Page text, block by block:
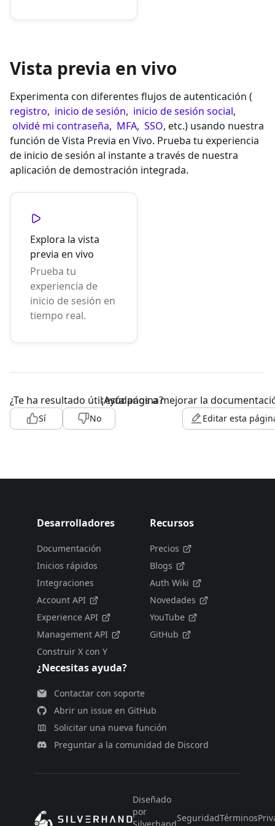
Vista previa en vivo
Experimenta con diferentes flujos de autenticación (
registro, inicio de sesión, inicio de sesión social,
olvidé mi contraseña, MFA, SSO, etc.) usando nuestra
función de Vista Previa en Vivo. Prueba tu experiencia
de inicio de sesión al instante a través de nuestra
aplicación de demostración integrada.
Explora la vista
previa en vivo
Prueba tu
experiencia de
inicio de sesión en
tiempo real.
¿Te ha resultado útil esta página?
Sí No
¡Ayúdanos a mejorar la
Editar esta
Desarrolladores
Documentación
Inicios rápidos
Integraciones
Account API
Experience API
Management API
Construir X con Y
Recursos
Precios
Blogs
Auth Wiki
Novedades
YouTube
GitHub
¿Necesitas ayuda?
Contactar con soporte
Abrir un issue en GitHub
Solicitar una nueva función
Preguntar a la comunidad de Discord
Diseñado
por
SeguridadTérminos